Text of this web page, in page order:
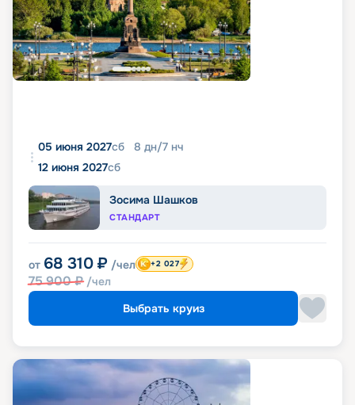
05 июня 2027сб 8 дн/7 нч
12 июня 2027сб
Зосима Шашков
СТАНДАРТ
от 68 310 ₽ /чел
75 900₽ /чел
+2 027
Выбрать круиз